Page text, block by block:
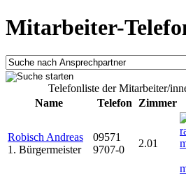
Mitarbeiter-
Telefonliste der Mitarbeiter/
Name
Telefon Zimmer
Robisch Andreas
1. Bürgermeister
09571
9707-0
2.01